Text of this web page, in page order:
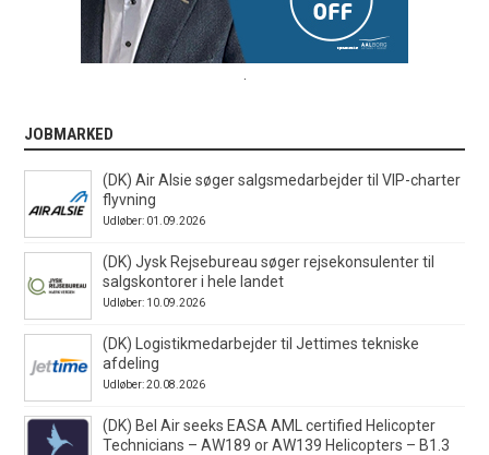
JOBMARKED
(DK) Air Alsie søger salgsmedarbejder til VIP-charter
flyvning
Udløber: 01.09.2026
(DK) Jysk Rejsebureau søger rejsekonsulenter til
salgskontorer i hele landet
Udløber: 10.09.2026
(DK) Logistikmedarbejder til Jettimes tekniske
afdeling
Udløber: 20.08.2026
(DK) Bel Air seeks EASA AML certified Helicopter
Technicians – AW189 or AW139 Helicopters – B1.3